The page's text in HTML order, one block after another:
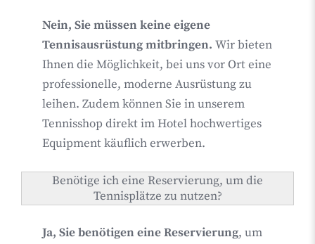
Nein, Sie müssen keine eigene
Tennisausrüstung mitbringen. Wir bieten
Ihnen die Möglichkeit, bei uns vor Ort eine
professionelle, moderne Ausrüstung zu
leihen. Zudem können Sie in unserem
Tennisshop direkt im Hotel hochwertiges
Equipment käuflich erwerben.
Benötige ich eine Reservierung, um die
Tennisplätze zu nutzen?
Ja, Sie benötigen eine Reservierung, um